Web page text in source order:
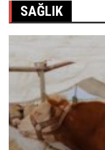
SAĞLIK